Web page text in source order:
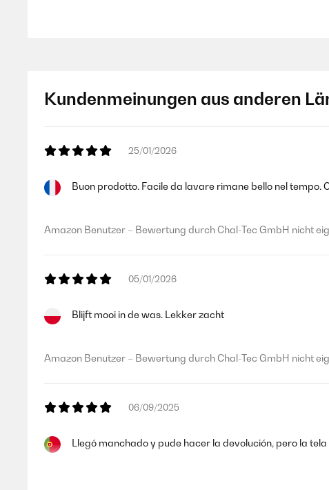
Amazon Benutzer – Bewertung durch Chal-Tec GmbH nicht
Ich liebe diese Bettwäsche. Trocknerbeständig, mit
25/11/2024
Mega. Einfach ne Traum Bettwäsche. Weich und für
Kundenmeinungen aus anderen
25/01/2026
Buon prodotto. Facile da lavare rimane bello nel tempo.
Amazon Benutzer – Bewertung durch Chal-Tec GmbH nicht
05/01/2026
Blijft mooi in de was. Lekker zacht
Amazon Benutzer – Bewertung durch Chal-Tec GmbH nicht
06/09/2025
Llegó manchado y pude hacer la devolución, pero la